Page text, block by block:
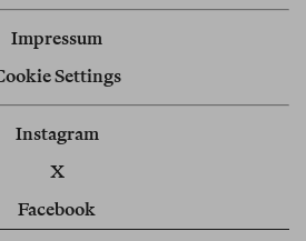
Impressum
Settings
Instagram
X
Facebook